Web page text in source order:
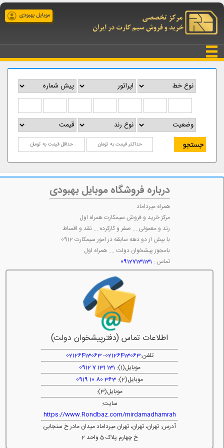
موبایل بهبودی
درباره فروشگاه موبایل بهبودی
همراه میرداماد
مرکز خرید و فروش سیمکارت همراه اول
رند و معمولی ... صفر و کارکرده ... نقد و اقساط
با بیش از دو دهه سابقه در امور سیمکارت 0912
بامجوز پیشخوان دولت .... همراه اول
تماس : 09127131131
اطلاعات تماس (دفترپیشخوان دولت)
تلفن:02126413063
-
02126413063
موبایل(1):
131 131 7 0912
موبایل(2):
363 80 10 0919
موبایل(3):
سایت:
https://www.Rondbaz.com/mirdamadhamrah
آدرس: تهران، تهران، تهران میرداماد میدان مادر خ سنجابی
خ چهارم پلاک 5 واحد 2